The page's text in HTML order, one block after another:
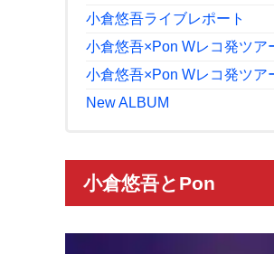
小倉悠吾ライブレポート
小倉悠吾×Pon Wレコ発ツア
小倉悠吾×Pon Wレコ発ツア
New ALBUM
小倉悠吾とPon